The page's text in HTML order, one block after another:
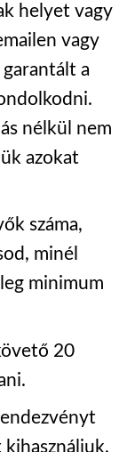
helyet vagy
vagy
a
nélkül nem
azokat
száma,
minél
minimum
20